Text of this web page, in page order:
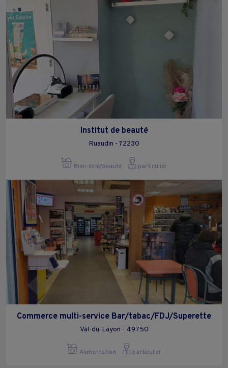
Institut de beauté
Ruaudin - 72230
Bien-être/beauté particulier
Commerce multi-service Bar/tabac/FDJ/Superette
Val-du-Layon - 49750
Alimentation particulier